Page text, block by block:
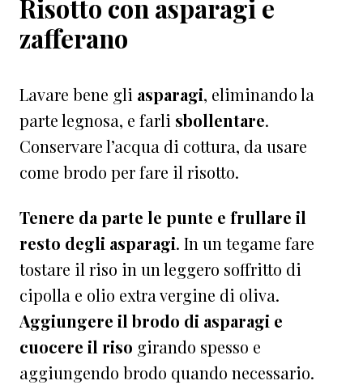
Risotto con asparagi e
zafferano
Lavare bene gli asparagi, eliminando la
parte legnosa, e farli sbollentare.
Conservare l’acqua di cottura, da usare
come brodo per fare il risotto.
Tenere da parte le punte e frullare il
resto degli asparagi. In un tegame fare
tostare il riso in un leggero soffritto di
cipolla e olio extra vergine di oliva.
Aggiungere il brodo di asparagi e
cuocere il riso girando spesso e
aggiungendo brodo quando necessario.